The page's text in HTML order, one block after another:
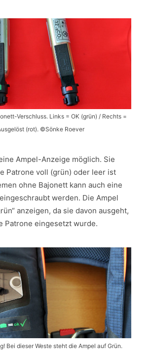
Verschluss. Links = OK (grün) / Rechts =
(rot). ©Sönke Roever
Ampel-Anzeige möglich. Sie
Patrone voll (grün) oder leer ist
ohne Bajonett kann auch eine
werden. Die Ampel
anzeigen, da sie davon ausgeht,
Patrone eingesetzt wurde.
Bei dieser Weste steht die Ampel auf Grün.